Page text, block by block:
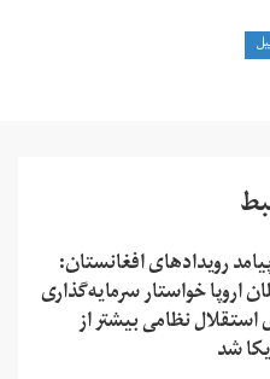
رویدادهای افغانستان:
اروپا خواستار سرمایه‌گذاری
استقلال نظامی بیشتر از
شد